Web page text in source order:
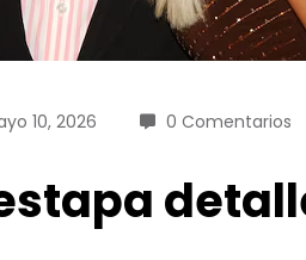
10, 2026 0 Comentarios